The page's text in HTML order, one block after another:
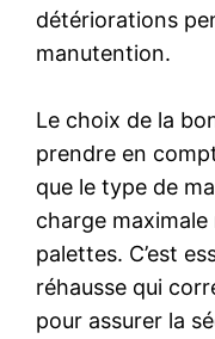
détériorations
manutention.
Le choix de la
prendre en
que le type de
charge
palettes. C’est
réhausse qui
pour assurer la